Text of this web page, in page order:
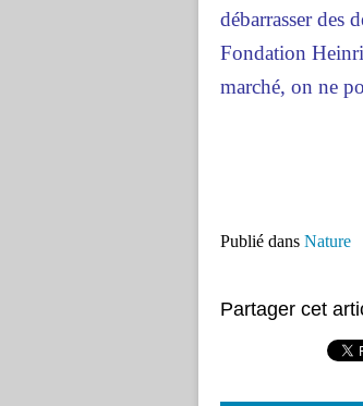
débarrasser des
Fondation
marché, on ne
Publié dans Nature
Partager cet